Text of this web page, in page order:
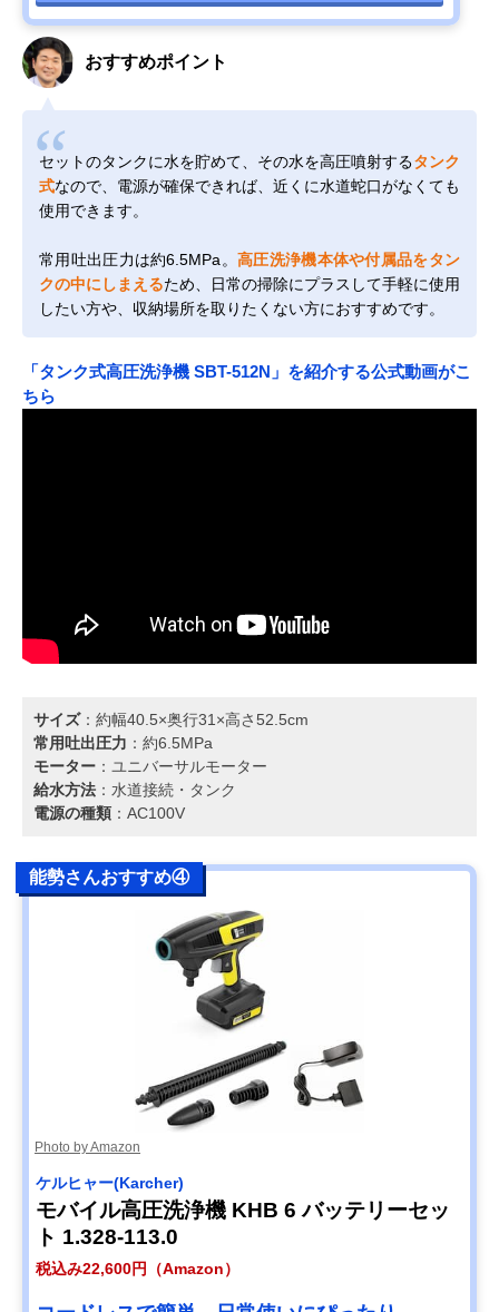
おすすめポイント
セットのタンクに水を貯めて、その水を高圧噴射するタンク
式なので、電源が確保できれば、近くに水道蛇口がなくても
使用できます。
常用吐出圧力は約6.5MPa。高圧洗浄機本体や付属品をタン
クの中にしまえるため、日常の掃除にプラスして手軽に使用
したい方や、収納場所を取りたくない方におすすめです。
「タンク式高圧洗浄機 SBT-512N」を紹介する公式動画がこ
ちら
サイズ：約幅40.5×奥行31×高さ52.5cm
常用吐出圧力 ：約6.5MPa
モーター ：ユニバーサルモーター
給水方法 ：水道接続・タンク
電源の種類 ：AC100V
能勢さんおすすめ④
Photo by Amazon
ケルヒャー(Karcher)
モバイル高圧洗浄機 KHB 6 バッテリーセッ
ト 1.328-113.0
税込み22,600円（Amazon）